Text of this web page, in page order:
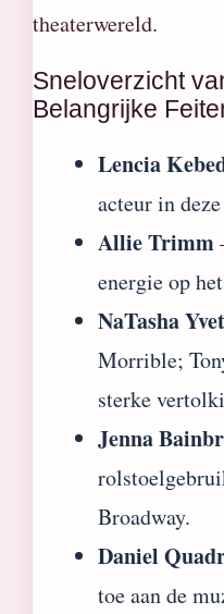
theaterwereld.
Sneloverzicht
Belangrijke
Lencia
acteur in
Allie Trimm
energie op
NaTasha
Morrible;
sterke
Jenna
Broadway.
Daniel
toe aan de